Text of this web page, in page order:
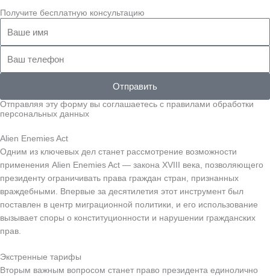
Получите бесплатную консультацию
имя
телефон
Отправить
Отправляя эту форму вы соглашаетесь с правилами обработки
персональных данных
Alien Enemies Act
Одним из ключевых дел станет рассмотрение возможности
применения Alien Enemies Act — закона XVIII века, позволяющего
президенту ограничивать права граждан стран, признанных
враждебными. Впервые за десятилетия этот инструмент был
поставлен в центр миграционной политики, и его использование
вызывает споры о конституционности и нарушении гражданских
прав.
Экстренные тарифы
Вторым важным вопросом станет право президента единолично